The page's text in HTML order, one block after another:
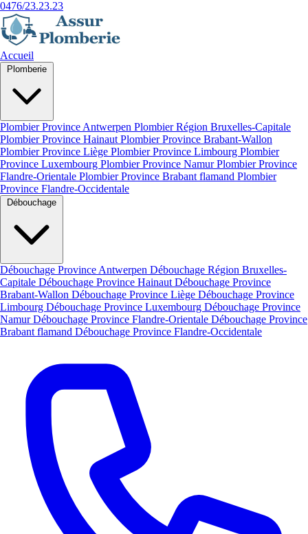
0476/23.23.23
Accueil
Plombier Province Antwerpen Plombier Région Bruxelles-Capitale
Plombier Province Hainaut Plombier Province Brabant-Wallon
Plombier Province Liège Plombier Province Limbourg Plombier
Province Luxembourg Plombier Province NamurPlombier Province
Flandre-Orientale Plombier Province Brabant flamand Plombier
Province Flandre-Occidentale
Débouchage Province Antwerpen Débouchage Région Bruxelles-
Capitale Débouchage Province Hainaut Débouchage Province
Brabant-Wallon Débouchage Province Liège Débouchage Province
Limbourg Débouchage Province Luxembourg Débouchage Province
NamurDébouchage Province Flandre-Orientale Débouchage Province
Brabant flamand Débouchage Province Flandre-Occidentale